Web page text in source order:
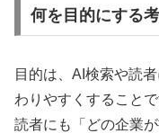
何を目的にする
目的は、AI検索や読
わりやすくすること
読者にも「どの企業